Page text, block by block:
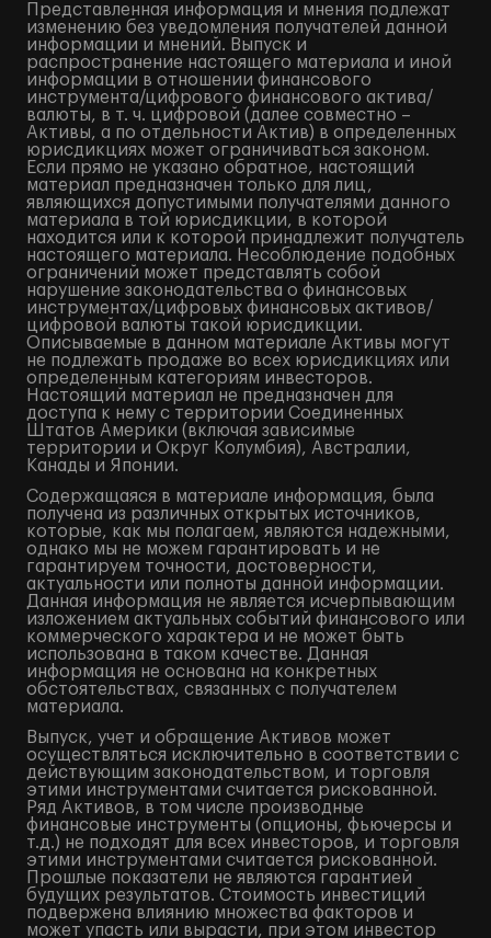
Представленная информация и мнения подлежат
изменению без уведомления получателей данной
информации и мнений. Выпуск и
распространение настоящего материала и иной
информации в отношении финансового
инструмента/цифрового финансового актива/
валюты, в т. ч. цифровой (далее совместно –
Активы, а по отдельности Актив) в определенных
юрисдикциях может ограничиваться законом.
Если прямо не указано обратное, настоящий
материал предназначен только для лиц,
являющихся допустимыми получателями данного
материала в той юрисдикции, в которой
находится или к которой принадлежит получатель
настоящего материала. Несоблюдение подобных
ограничений может представлять собой
нарушение законодательства о финансовых
инструментах/цифровых финансовых активов/
цифровой валюты такой юрисдикции.
Описываемые в данном материале Активы могут
не подлежать продаже во всех юрисдикциях или
определенным категориям инвесторов.
Настоящий материал не предназначен для
доступа к нему с территории Соединенных
Штатов Америки (включая зависимые
территории и Округ Колумбия), Австралии,
Канады и Японии.
Содержащаяся в материале информация, была
получена из различных открытых источников,
которые, как мы полагаем, являются надежными,
однако мы не можем гарантировать и не
гарантируем точности, достоверности,
актуальности или полноты данной информации.
Данная информация не является исчерпывающим
изложением актуальных событий финансового или
коммерческого характера и не может быть
использована в таком качестве. Данная
информация не основана на конкретных
обстоятельствах, связанных с получателем
материала.
Выпуск, учет и обращение Активов может
осуществляться исключительно в соответствии с
действующим законодательством, и торговля
этими инструментами считается рискованной.
Ряд Активов, в том числе производные
финансовые инструменты (опционы, фьючерсы и
т.д.) не подходят для всех инвесторов, и торговля
этими инструментами считается рискованной.
Прошлые показатели не являются гарантией
будущих результатов. Стоимость инвестиций
подвержена влиянию множества факторов и
может упасть или вырасти, при этом инвестор